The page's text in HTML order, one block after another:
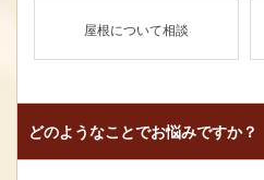
屋根について相談
どのようなことでお悩みですか？